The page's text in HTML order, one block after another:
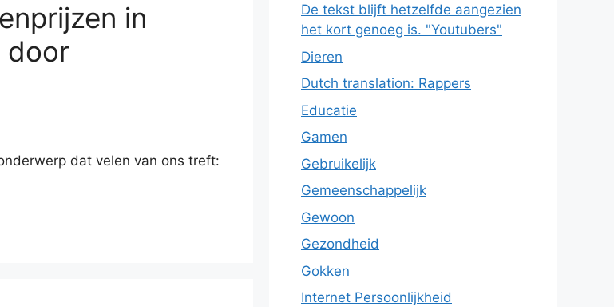
in
door
dat velen van ons treft:
De tekst blijft hetzelfde aangezien
het kort genoeg is. "Youtubers"
Dieren
Dutch translation: Rappers
Educatie
Gamen
Gebruikelijk
Gemeenschappelijk
Gewoon
Gezondheid
Gokken
Internet Persoonlijkheid